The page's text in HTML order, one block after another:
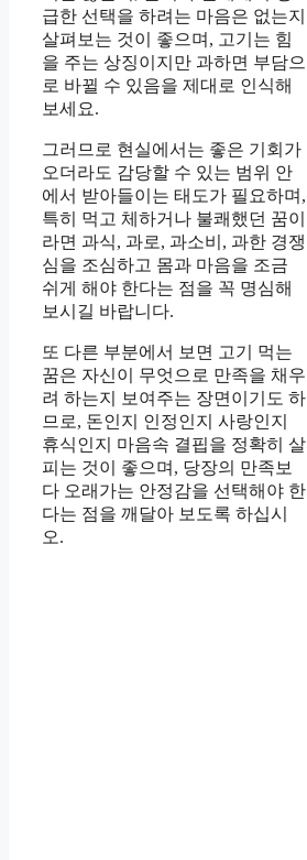
급한 선택을 하려는 마음은 없는지
살펴보는 것이 좋으며, 고기는 힘
을 주는 상징이지만 과하면 부담으
로 바뀔 수 있음을 제대로 인식해
보세요.
그러므로 현실에서는 좋은 기회가
오더라도 감당할 수 있는 범위 안
에서 받아들이는 태도가 필요하며,
특히 먹고 체하거나 불쾌했던 꿈이
라면 과식, 과로, 과소비, 과한 경쟁
심을 조심하고 몸과 마음을 조금
쉬게 해야 한다는 점을 꼭 명심해
보시길 바랍니다.
또 다른 부분에서 보면 고기 먹는
꿈은 자신이 무엇으로 만족을 채우
려 하는지 보여주는 장면이기도 하
므로, 돈인지 인정인지 사랑인지
휴식인지 마음속 결핍을 정확히 살
피는 것이 좋으며, 당장의 만족보
다 오래가는 안정감을 선택해야 한
다는 점을 깨달아 보도록 하십시
오.